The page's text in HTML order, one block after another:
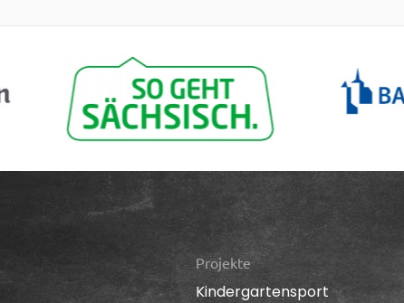
Projekte
Kindergartensport